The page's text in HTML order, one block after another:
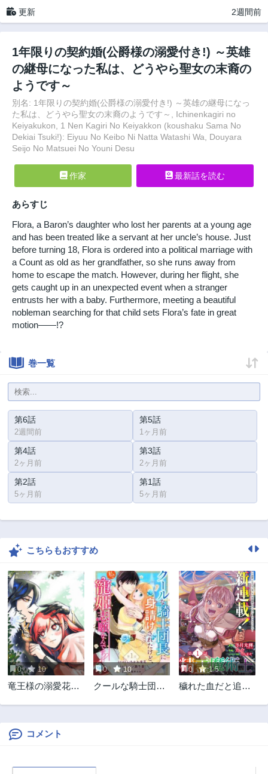
更新 2週間前
1年限りの契約婚(公爵様の溺愛付き!) ～英雄
の継母になった私は、どうやら聖女の末裔の
ようです～
別名: 1年限りの契約婚(公爵様の溺愛付き!) ～英雄の継母になっ
た私は、どうやら聖女の末裔のようです～, Ichinenkagiri no
Keiyakukon, 1 Nen Kagiri No Keiyakkon (koushaku Sama No
Dekiai Tsuki!): Eiyuu No Keibo Ni Natta Watashi Wa, Douyara
Seijo No Matsuei No Youni Desu
作家 最新話を読む
あらすじ
Flora, a Baron’s daughter who lost her parents at a young age
and has been treated like a servant at her uncle’s house. Just
before turning 18, Flora is ordered into a political marriage with
a Count as old as her grandfather, so she runs away from
home to escape the match. However, during her flight, she
gets caught up in an unexpected event when a stranger
entrusts her with a baby. Furthermore, meeting a beautiful
nobleman searching for that child sets Flora’s fate in great
motion――!?
巻一覧
第6話
2週間前
第5話
1ヶ月前
第4話
2ヶ月前
第3話
2ヶ月前
第2話
5ヶ月前
第1話
5ヶ月前
こちらもおすすめ
0 10
竜王様の溺愛花嫁
0 10
クールな騎士団長
なんです!!
0 1.5
穢れた血だと追放
コメント